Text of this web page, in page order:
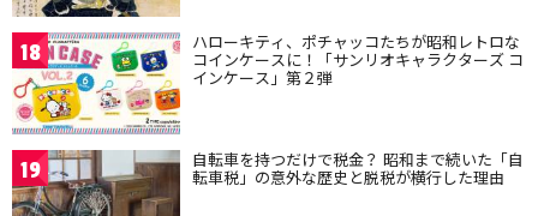
18 ハローキティ、ポチャッコたちが昭和レトロな
コインケースに！「サンリオキャラクターズ コ
インケース」第２弾
19 自転車を持つだけで税金？ 昭和まで続いた「自
転車税」の意外な歴史と脱税が横行した理由